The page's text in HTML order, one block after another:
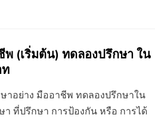
(เริ่มต้น) ทดลองปรึกษา ใน
าอย่าง มืออาชีพ ทดลองปรึกษาใน
า ที่ปรึกษา การป้องกัน หรือ การได้